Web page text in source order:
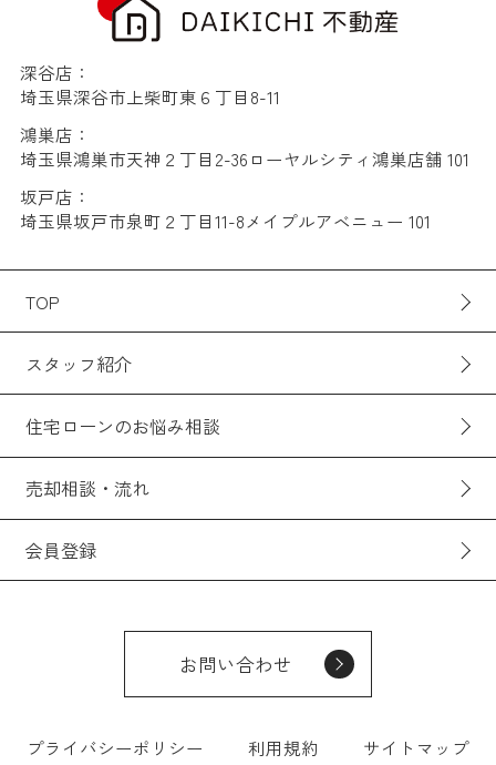
深谷店：
埼玉県深谷市上柴町東６丁目8-11
鴻巣店：
埼玉県鴻巣市天神２丁目2-36ローヤルシティ鴻巣店舗 101
坂戸店：
埼玉県坂戸市泉町２丁目11-8メイプルアベニュー 101
TOP
スタッフ紹介
住宅ローンのお悩み相談
売却相談・流れ
会員登録
お問い合わせ
プライバシーポリシー 利用規約 サイトマップ